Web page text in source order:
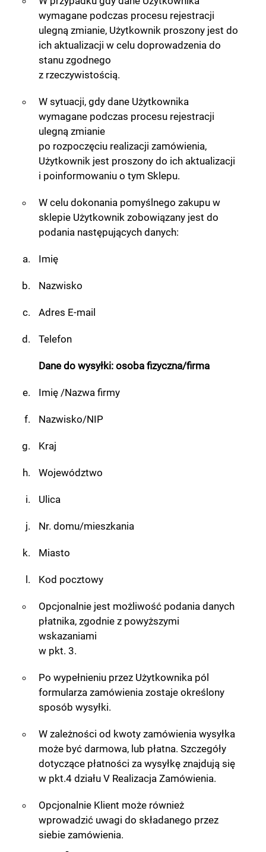
wymagane podczas procesu rejestracji
ulegną zmianie, Użytkownik proszony jest do
ich aktualizacji w celu doprowadzenia do
stanu zgodnego
z rzeczywistością.
W sytuacji, gdy dane Użytkownika
wymagane podczas procesu rejestracji
ulegną zmianie
po rozpoczęciu realizacji zamówienia,
Użytkownik jest proszony do ich aktualizacji
i poinformowaniu o tym Sklepu.
W celu dokonania pomyślnego zakupu w
sklepie Użytkownik zobowiązany jest do
podania następujących danych:
Imię
Nazwisko
Adres E-mail
Telefon
Dane do wysyłki: osoba fizyczna/firma
Imię /Nazwa firmy
Nazwisko/NIP
Kraj
Województwo
Ulica
Nr. domu/mieszkania
Miasto
Kod pocztowy
Opcjonalnie jest możliwość podania danych
płatnika, zgodnie z powyższymi
wskazaniami
w pkt. 3.
Po wypełnieniu przez Użytkownika pól
formularza zamówienia zostaje określony
sposób wysyłki.
W zależności od kwoty zamówienia wysyłka
może być darmowa, lub płatna. Szczegóły
dotyczące płatności za wysyłkę znajdują się
w pkt.4 działu V Realizacja Zamówienia.
Opcjonalnie Klient może również
wprowadzić uwagi do składanego przez
siebie zamówienia.